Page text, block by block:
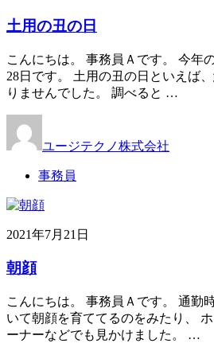
土用の丑の日
こんにちは。 事務員Ａです。 今年
28日です。 土用の丑の日といえば
りませんでした。 調べると …
ユージテクノ株式会社
事務員
2021年7月21日
朝顔
こんにちは。 事務員Ａです。 通勤
いて朝顔を育ててるのをみたり、
ーナーなどでも見かけました。 …